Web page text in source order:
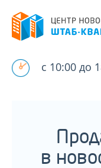
с 10:00 до
в